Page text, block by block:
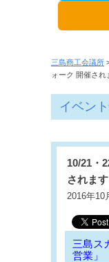
三島商工会議所
ォーク 開催され
イベン
10/21・
されます
2016年10
三島ス
営業」